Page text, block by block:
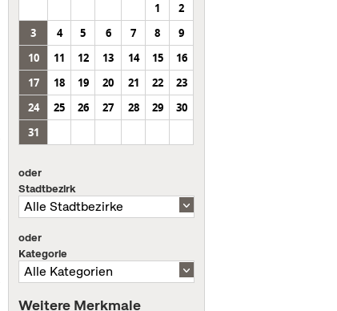
1
2
3
4 5 6 7 8
9
10
11 12 13 14 15
16
17
18 19 20 21 22
23
24
25 26 27 28 29
30
31
oder
Stadtbezirk
oder
Kategorie
Weitere Merkmale